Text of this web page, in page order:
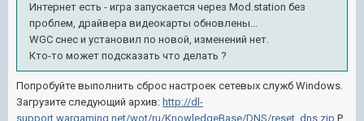
Интернет есть - игра запускается через Mod.station без
проблем, драйвера видеокарты обновлены...
WGC снес и установил по новой, изменений нет.
Кто-то может подсказать что делать ?
Попробуйте выполнить сброс настроек сетевых служб Windows.
Загрузите следующий архив: http://dl-
support.wargaming.net/wot/ru/KnowledgeBase/DNS/reset_dns.zip Р